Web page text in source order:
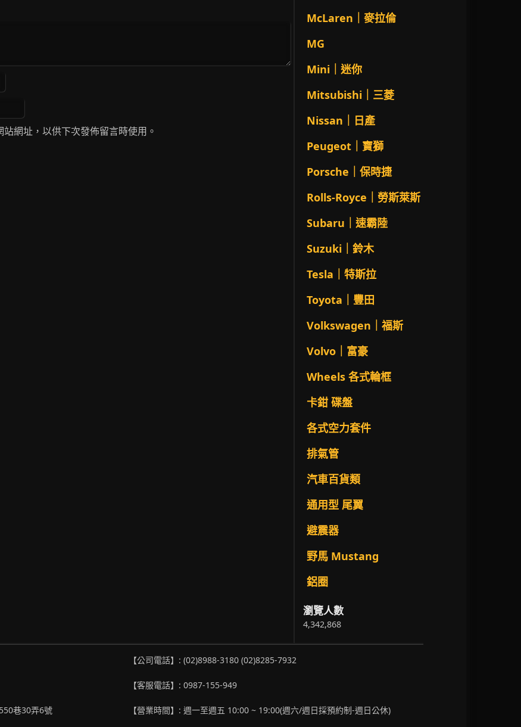
網址，以供下次發佈留言時使用。
McLaren｜麥拉倫
MG
Mini｜迷你
Mitsubishi｜三菱
Nissan｜日產
Peugeot｜寶獅
Porsche｜保時捷
Rolls-Royce｜勞斯萊斯
Subaru｜速霸陸
Suzuki｜鈴木
Tesla｜特斯拉
Toyota｜豐田
Volkswagen｜福斯
Volvo｜富豪
Wheels 各式輪框
卡鉗 碟盤
各式空力套件
排氣管
汽車百貨類
通用型 尾翼
避震器
野馬 Mustang
鋁圈
瀏覽人數
4,342,868
巷30弄6號
【公司電話】: (02)8988-3180 (02)8285-7932
【客服電話】: 0987-155-949
【營業時間】: 週一至週五 10:00 ~ 19:00(週六/週日採預約制-週日公休)